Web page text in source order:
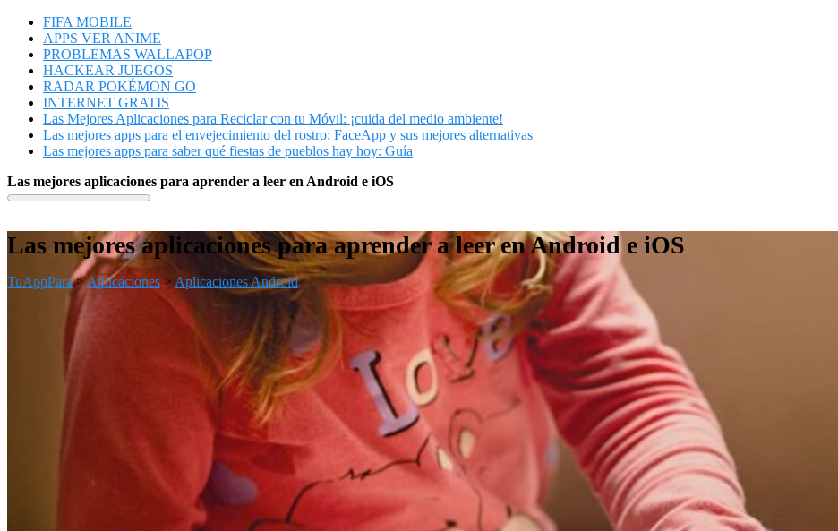
FIFA MOBILE
APPS VER ANIME
PROBLEMAS WALLAPOP
HACKEAR JUEGOS
RADAR POKÉMON GO
INTERNET GRATIS
Las Mejores Aplicaciones para Reciclar con tu Móvil: ¡cuida del medio ambiente!
Las mejores apps para el envejecimiento del rostro: FaceApp y sus mejores alternativas
Las mejores apps para saber qué fiestas de pueblos hay hoy: Guía
Las mejores aplicaciones para aprender a leer en Android e iOS
Las mejores aplicaciones para aprender a leer en Android e iOS
TuAppPara>Aplicaciones> Aplicaciones Android